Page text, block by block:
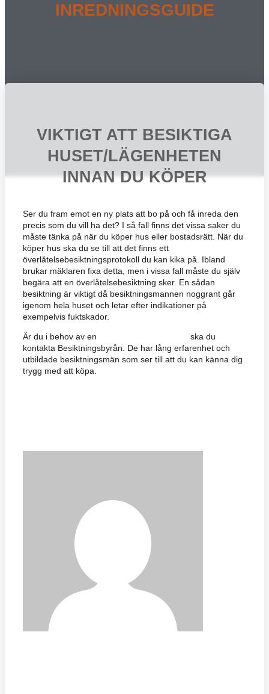
INREDNINGSGUIDE
VIKTIGT ATT BESIKTIGA
HUSET/LÄGENHETEN
INNAN DU KÖPER
Ser du fram emot en ny plats att bo på och få inreda den
precis som du vill ha det? I så fall finns det vissa saker du
måste tänka på när du köper hus eller bostadsrätt. När du
köper hus ska du se till att det finns ett
överlåtelsebesiktningsprotokoll du kan kika på. Ibland
brukar mäklaren fixa detta, men i vissa fall måste du själv
begära att en överlåtelsebesiktning sker. En sådan
besiktning är viktigt då besiktningsmannen noggrant går
igenom hela huset och letar efter indikationer på
exempelvis fuktskador.
Är du i behov av en
ska du
kontakta Besiktningsbyrån. De har lång erfarenhet och
utbildade besiktningsmän som ser till att du kan känna dig
trygg med att köpa.